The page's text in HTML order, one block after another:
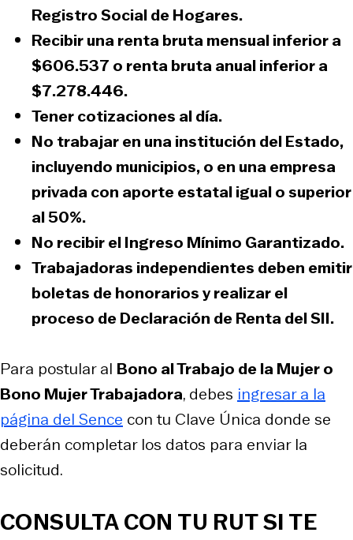
Registro Social de Hogares.
Recibir unarenta bruta mensual inferior a
$606.537 o renta bruta anual inferior a
$7.278.446.
Tenercotizaciones al día.
No trabajar en una institución del Estado,
incluyendo municipios, o en una empresa
privada con aporte estatal igual o superior
al 50%.
No recibir el Ingreso Mínimo Garantizado.
Trabajadoras independientes deben emitir
boletas de honorariosy realizar el
proceso de Declaración de Renta del SII.
Para postular al Bono al Trabajo de la Mujer o
Bono Mujer Trabajadora, debes ingresar a la
página del Sence con tu Clave Única donde se
deberán completar los datos para enviar la
solicitud.
CONSULTA CON TU RUT SI TE